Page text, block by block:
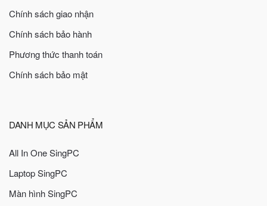
Chính sách giao nhận
Chính sách bảo hành
Phương thức thanh toán
Chính sách bảo mật
DANH MỤC SẢN PHẨM
All In One SingPC
Laptop SingPC
Màn hình SingPC